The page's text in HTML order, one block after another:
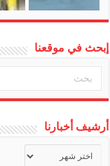
إبحث في موقعنا
أرشيف أخبارنا
أخبارنا